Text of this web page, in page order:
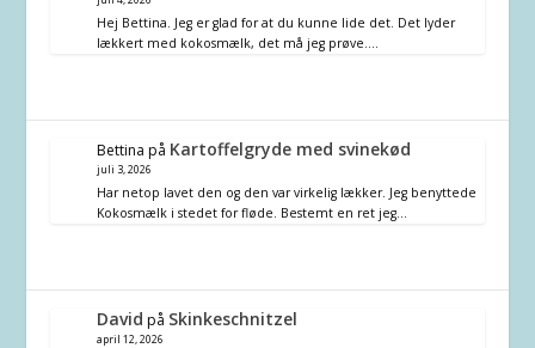
Hej Bettina. Jeg er glad for at du kunne lide det. Det lyder
lækkert med kokosmælk, det må jeg prøve.…
Bettina på Kartoffelgryde med svinekød
juli 3, 2026
Har netop lavet den og den var virkelig lækker. Jeg benyttede
Kokosmælk i stedet for fløde. Bestemt en ret jeg…
David på Skinkeschnitzel
april 12, 2026